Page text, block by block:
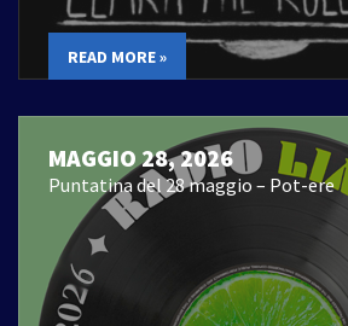
READ MORE »
MAGGIO 28, 2026
Puntatina del 28 maggio – Pot-ere